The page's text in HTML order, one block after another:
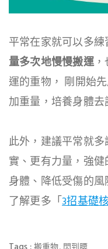
平常在家就可以多
量多次地慢慢搬運，
運的重物， 剛開始
加重量，培養身體
此外，建議平常就多
實、更有力量，強
身體、降低受傷的風
了解更多「3招基礎